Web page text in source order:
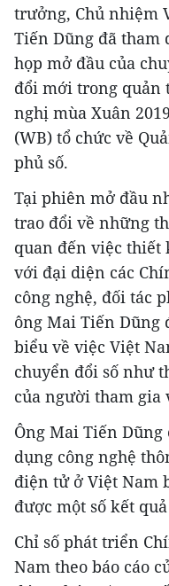
trưởng, Chủ nhiệm
Tiến Dũng đã tham
họp mở đầu của
đổi mới trong quản
nghị mùa Xuân
(WB) tổ chức về
phủ số.
Tại phiên mở đầu
trao đổi về những
quan đến việc thiết
với đại diện các
công nghệ, đối tác
ông Mai Tiến Dũng
biểu về việc Việt
chuyển đổi số như
của người tham gia
Ông Mai Tiến
dụng công nghệ
điện tử ở Việt Nam
được một số kết
Chỉ số phát triển
Nam theo báo cáo